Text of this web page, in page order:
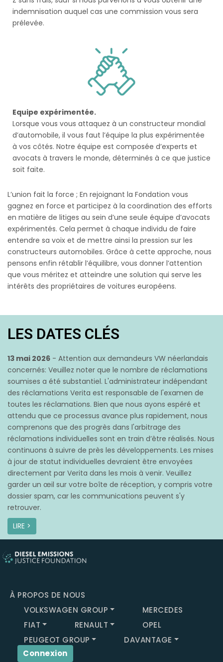
indemnisation auquel cas une commission vous sera
prélevée.
Equipe expérimentée.
Lorsque vous vous attaquez à un constructeur mondial
d’automobile, il vous faut l’équipe la plus expérimentée
à vos côtés. Notre équipe est composée d’experts et
avocats à travers le monde, déterminés à ce que justice
soit faite.
L’union fait la force ; En rejoignant la Fondation vous
gagnez en force et participez à la coordination des efforts
en matière de litiges au sein d’une seule équipe d’avocats
expérimentés. Cela permet à chaque individu de faire
entendre sa voix et de mettre ainsi la pression sur les
constructeurs automobiles. Grâce à cette approche, nous
pensons enfin rétablir l’équilibre, vous donner l’attention
que vous méritez et atteindre une solution qui serve les
intérêts des propriétaires de voitures européens.
LES DATES CLÉS
13 mai 2026 - Attention aux demandeurs VW néerlandais
concernés: Veuillez noter que le nombre de réclamations
soumises a été substantiel. L'administrateur indépendant
des réclamations Verita est responsable de l'examen de
toutes les réclamations. Bien que nous ayons espéré et
attendu que ce processus avance plus rapidement, nous
comprenons que des progrès dans l'arbitrage des
réclamations individuelles sont en train d’être réalisés. Nous
continuons à suivre de près les développements. Les mises
à jour de statut individuelles devraient être envoyées
directement par Verita dans les mois à venir. Veuillez
garder un œil sur votre boîte de réception, y compris votre
dossier spam, car les communications peuvent s'y
retrouver.
LIRE >
À PROPOS DE NOUS
VOLKSWAGEN GROUP
MERCEDES
FIAT
RENAULT
OPEL
PEUGEOT GROUP
DAVANTAGE
Connexion